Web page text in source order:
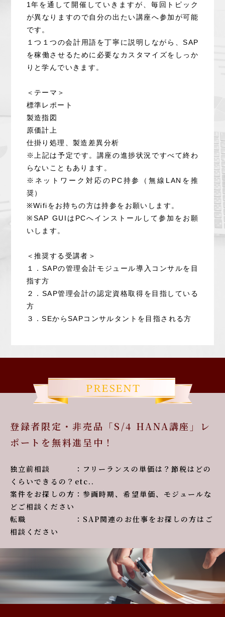
1年を通して開催していきますが、毎回トピック
が異なりますので自分の出たい講座へ参加が可能
です。
１つ１つの会計用語を丁寧に説明しながら、SAP
を稼働させるために必要なカスタマイズをしっか
りと学んでいきます。
＜テーマ＞
標準レポート
製造指図
原価計上
仕掛り処理、製造差異分析
※上記は予定です。講座の進捗状況ですべて終わ
らないこともあります。
※ネットワーク対応のPC持参（無線LANを推
奨）
※Wifiをお持ちの方は持参をお願いします。
※SAP GUIはPCへインストールして参加をお願
いします。
＜推奨する受講者＞
１．SAPの管理会計モジュール導入コンサルを目
指す方
２．SAP管理会計の認定資格取得を目指している
方
３．SEからSAPコンサルタントを目指される方
登録者限定・非売品「S/4 HANA講座」レ
ポートを無料進呈中！
独立前相談 ：フリーランスの単価は？節税はどの
くらいできるの？etc..
案件をお探しの方：参画時期、希望単価、モジュールな
どご相談ください
転職 ：SAP関連のお仕事をお探しの方はご
相談ください